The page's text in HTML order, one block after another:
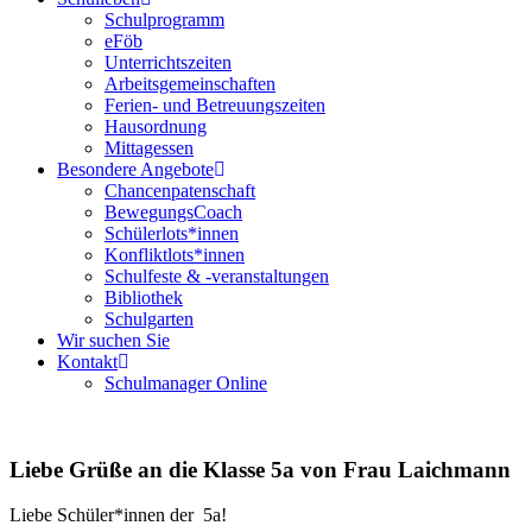
Schulprogramm
eFöb
Unterrichtszeiten
Arbeitsgemeinschaften
Ferien- und Betreuungszeiten
Hausordnung
Mittagessen
Besondere Angebote
Chancenpatenschaft
BewegungsCoach
Schülerlots*innen
Konfliktlots*innen
Schulfeste & -veranstaltungen
Bibliothek
Schulgarten
Wir suchen Sie
Kontakt
Schulmanager Online
Liebe Grüße an die Klasse 5a von Frau Laichmann
Liebe Schüler*innen der 5a!